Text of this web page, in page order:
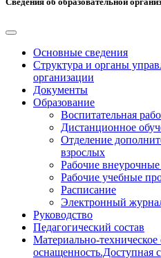
Основные сведения
Структура и органы
организации
Документы
Образование
Воспитательная
Дистанционное
Отделение
взрослых
Рабочие
Рабочие учебные
Расписание
Электронный
Руководство
Педагогический состав
Материально-техническое
оснащенность.Доступная